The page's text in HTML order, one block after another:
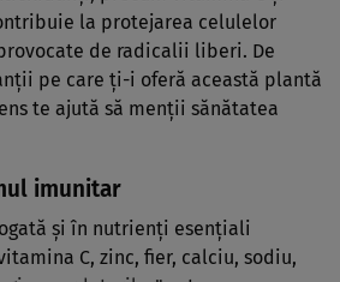
la protejarea celulelor
de radicalii liberi. De
pe care ți-i oferă această plantă
te ajută să menții sănătatea
imunitar
și în nutrienți esențiali
C, zinc, fier, calciu, sodiu,